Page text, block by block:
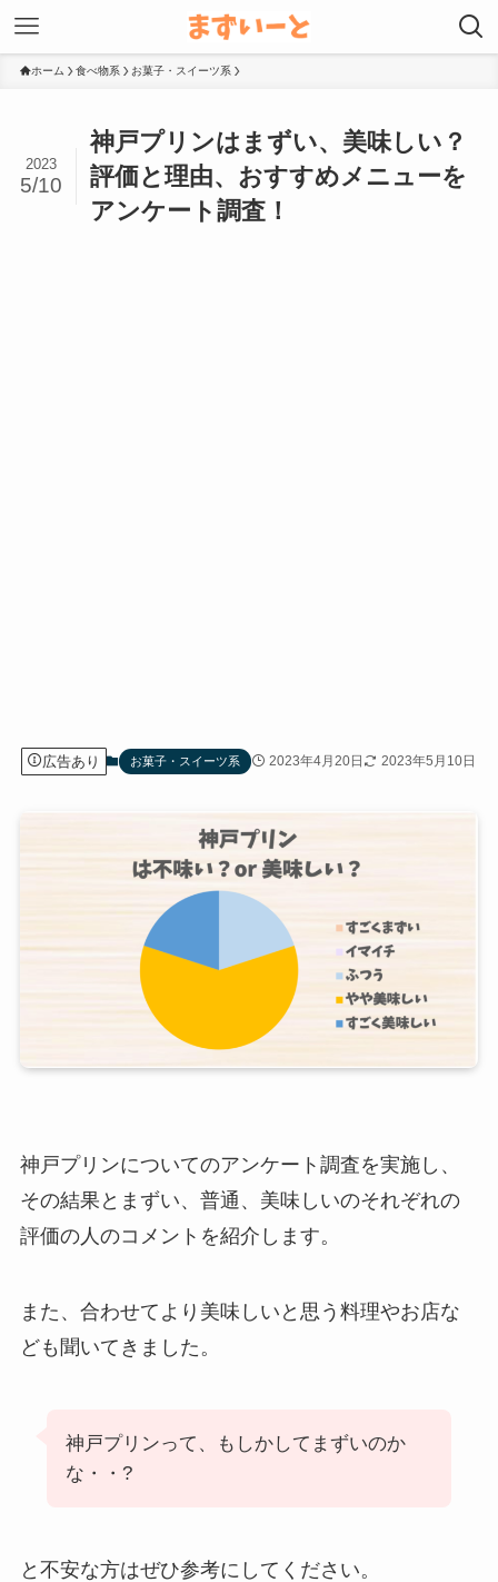
ホーム 食べ物系 お菓子・スイーツ系
神戸プリンはまずい、美味しい？
評価と理由、おすすめメニューを
アンケート調査！
2023
5/10
広告あり お菓子・スイーツ系 2023年4月20日 2023年5月10日
神戸プリンについてのアンケート調査を実施し、
その結果とまずい、普通、美味しいのそれぞれの
評価の人のコメントを紹介します。
また、合わせてより美味しいと思う料理やお店な
ども聞いてきました。
神戸プリンって、もしかしてまずいのか
な・・?
と不安な方はぜひ参考にしてください。